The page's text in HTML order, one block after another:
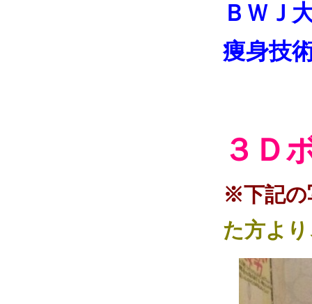
ＢＷＪ
痩身技
３Ｄ
※下記の
た方よ